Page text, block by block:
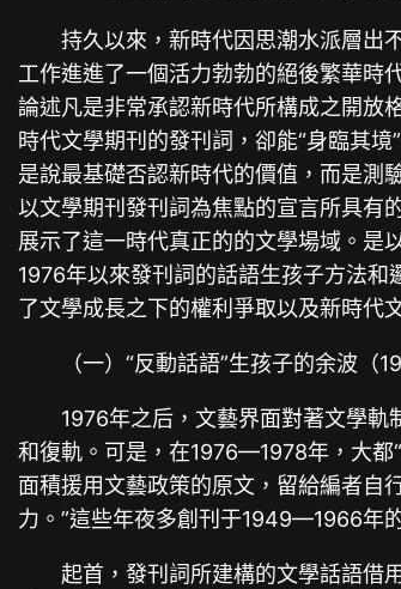
持久以來，新時代因思潮水派層出
工作進進了一個活力勃勃的絕後繁華時
論述凡是非常承認新時代所構成之開放
時代文學期刊的發刊詞，卻能“身臨其
是說最基礎否認新時代的價值，而是測
以文學期刊發刊詞為焦點的宣言所具有
展示了這一時代真正的的文學場域。是
1976年以來發刊詞的話語生孩子方法
了文學成長之下的權利爭取以及新時代
（一）“反動話語”生孩子的余波（
1976年之后，文藝界面對著文學軌
和復軌。可是，在1976—1978年，大都
面積援用文藝政策的原文，留給編者自
力。”這些年夜多創刊于1949—1966年
起首，發刊詞所建構的文學話語借